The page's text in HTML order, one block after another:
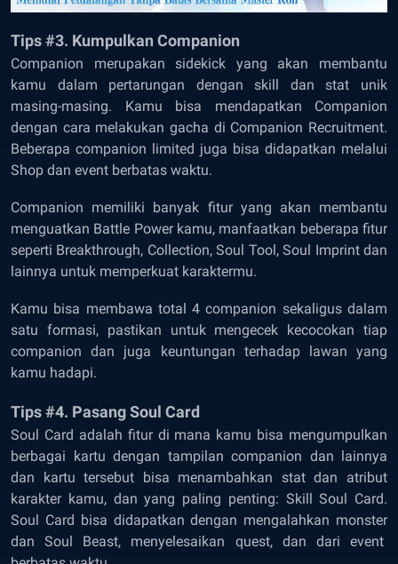
Tips #3. Kumpulkan Companion
Companion merupakan sidekick yang akan membantu
kamu dalam pertarungan dengan skill dan stat unik
masing-masing. Kamu bisa mendapatkan Companion
dengan cara melakukan gacha di Companion Recruitment.
Beberapa companion limited juga bisa didapatkan melalui
Shop dan event berbatas waktu.
Companion memiliki banyak fitur yang akan membantu
menguatkan Battle Power kamu, manfaatkan beberapa fitur
seperti Breakthrough, Collection, Soul Tool, Soul Imprint dan
lainnya untuk memperkuat karaktermu.
Kamu bisa membawa total 4 companion sekaligus dalam
satu formasi, pastikan untuk mengecek kecocokan tiap
companion dan juga keuntungan terhadap lawan yang
kamu hadapi.
Tips #4. Pasang Soul Card
Soul Card adalah fitur di mana kamu bisa mengumpulkan
berbagai kartu dengan tampilan companion dan lainnya
dan kartu tersebut bisa menambahkan stat dan atribut
karakter kamu, dan yang paling penting: Skill Soul Card.
Soul Card bisa didapatkan dengan mengalahkan monster
dan Soul Beast, menyelesaikan quest, dan dari event